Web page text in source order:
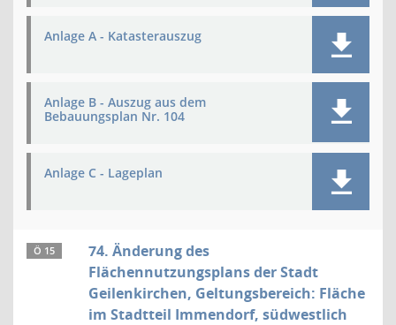
Anlage A - Katasterauszug
Anlage B - Auszug aus dem
Bebauungsplan Nr. 104
Anlage C - Lageplan
Ö 15
74. Änderung des
Flächennutzungsplans der Stadt
Geilenkirchen, Geltungsbereich: Fläche
im Stadtteil Immendorf, südwestlich